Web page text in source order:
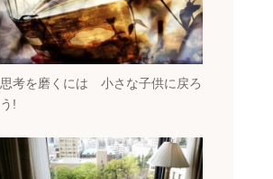
思考を磨くには 小さな子供に戻ろ
う!